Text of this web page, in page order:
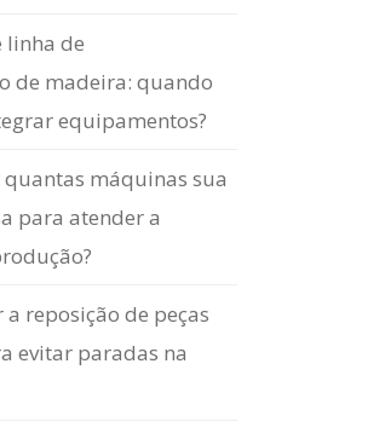
linha de
de madeira: quando
equipamentos?
máquinas sua
para atender a
reposição de peças
evitar paradas na